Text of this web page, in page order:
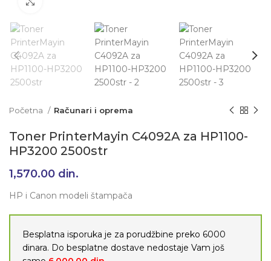
Početna Računari i oprema
Toner PrinterMayin C4092A za HP1100-
HP3200 2500str
1,570.00 din.
HP i Canon modeli štampača
Besplatna isporuka je za porudžbine preko 6000
dinara. Do besplatne dostave nedostaje Vam još